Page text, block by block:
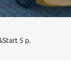
5 p.